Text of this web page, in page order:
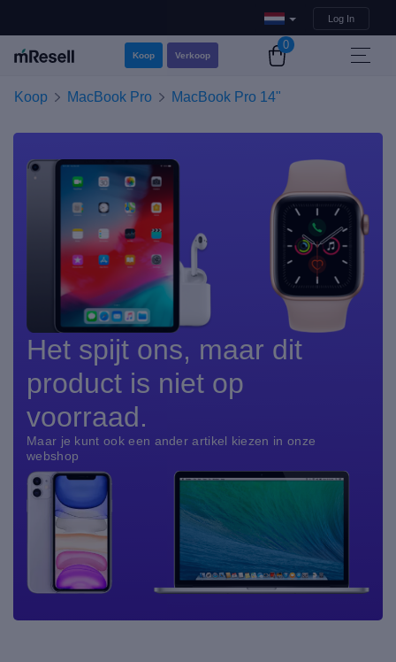
Log In
Koop Verkoop
0
Koop MacBook Pro MacBook Pro 14"
Het spijt ons, maar dit
product is niet op
voorraad.
Maar je kunt ook een ander artikel kiezen in onze
webshop